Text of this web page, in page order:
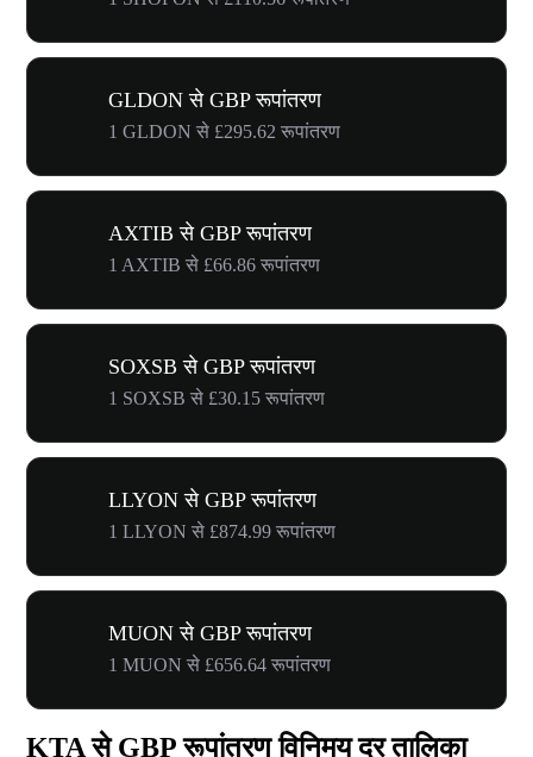
GLDON से GBP रूपांतरण
1 GLDON से £295.62 रूपांतरण
AXTIB से GBP रूपांतरण
1 AXTIB से £66.86 रूपांतरण
SOXSB से GBP रूपांतरण
1 SOXSB से £30.15 रूपांतरण
LLYON से GBP रूपांतरण
1 LLYON से £874.99 रूपांतरण
MUON से GBP रूपांतरण
1 MUON से £656.64 रूपांतरण
KTA से GBP रूपांतरण विनिमय दर तालिका